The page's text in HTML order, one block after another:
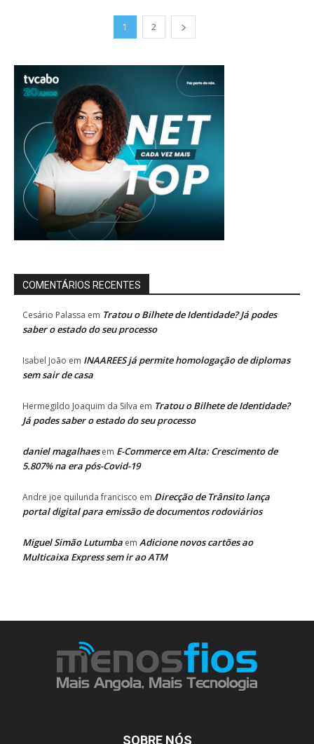
1 2
COMENTÁRIOS RECENTES
Cesário Palassa em Tratou o Bilhete de Identidade? Já podes
saber o estado do seu processo
Isabel João em INAAREES já permite homologação de diplomas
sem sair de casa
Hermegildo Joaquim da Silva em Tratou o Bilhete de Identidade?
Já podes saber o estado do seu processo
daniel magalhaesem E-Commerce em Alta: Crescimento de
5.807% na era pós-Covid-19
Andre joe quilunda francisco em Direcção de Trânsito lança
portal digital para emissão de documentos rodoviários
Miguel Simão Lutumba em Adicione novos cartões ao
Multicaixa Express sem ir ao ATM
SOBRE NÓS